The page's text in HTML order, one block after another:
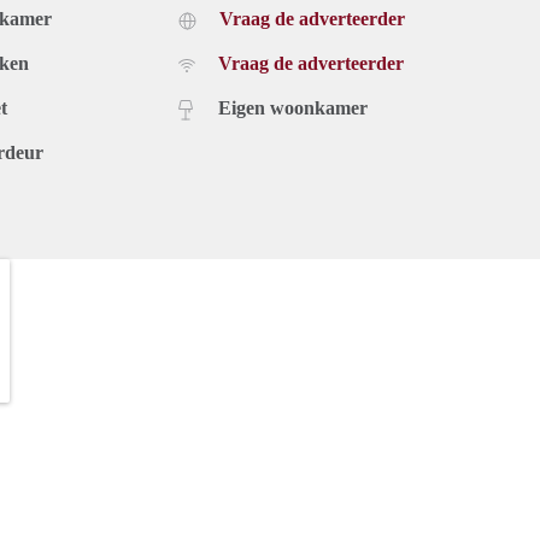
ontleend.
Vraag de adverteerder
Vraag de adverteerder
Eigen woonkamer